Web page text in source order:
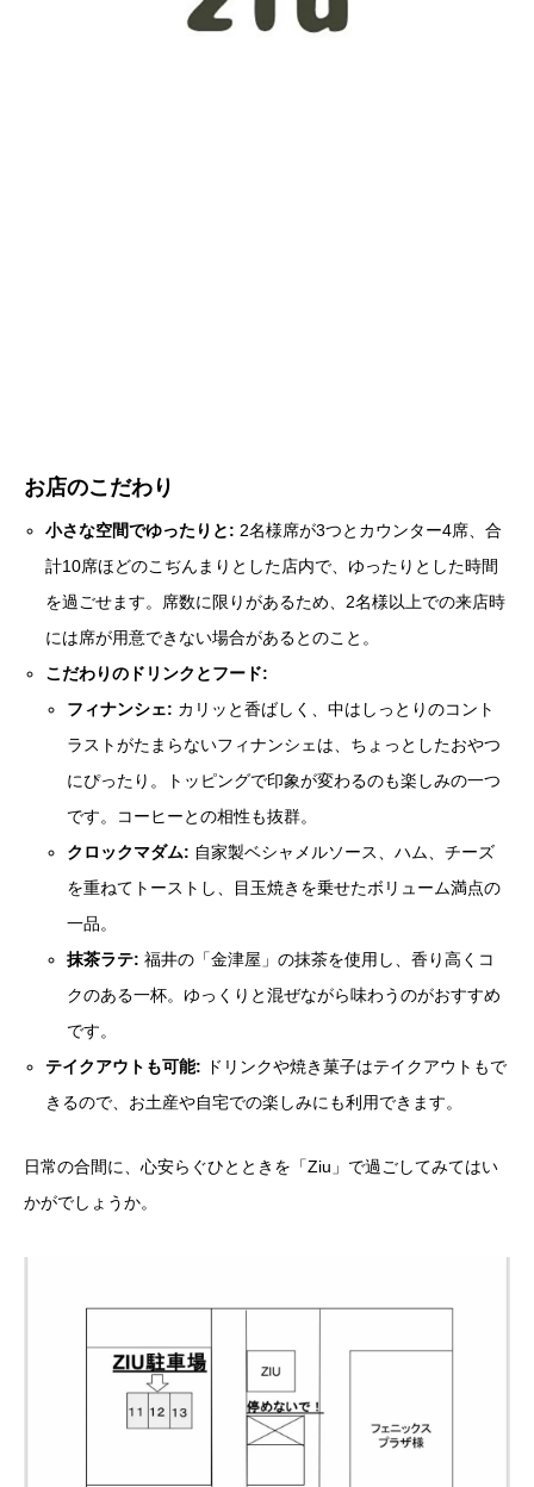
お店のこだわり
小さな空間でゆったりと: 2名様席が3つとカウンター4席、合
計10席ほどのこぢんまりとした店内で、ゆったりとした時間
を過ごせます。席数に限りがあるため、2名様以上での来店時
には席が用意できない場合があるとのこと。
こだわりのドリンクとフード:
フィナンシェ: カリッと香ばしく、中はしっとりのコント
ラストがたまらないフィナンシェは、ちょっとしたおやつ
にぴったり。トッピングで印象が変わるのも楽しみの一つ
です。コーヒーとの相性も抜群。
クロックマダム: 自家製ベシャメルソース、ハム、チーズ
を重ねてトーストし、目玉焼きを乗せたボリューム満点の
一品。
抹茶ラテ: 福井の「金津屋」の抹茶を使用し、香り高くコ
クのある一杯。ゆっくりと混ぜながら味わうのがおすすめ
です。
テイクアウトも可能: ドリンクや焼き菓子はテイクアウトもで
きるので、お土産や自宅での楽しみにも利用できます。
日常の合間に、心安らぐひとときを「Ziu」で過ごしてみてはい
かがでしょうか。